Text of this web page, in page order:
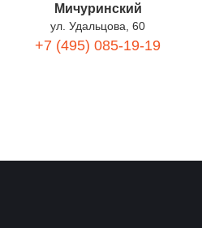
Мичуринский
ул. Удальцова, 60
+7 (495) 085-19-19